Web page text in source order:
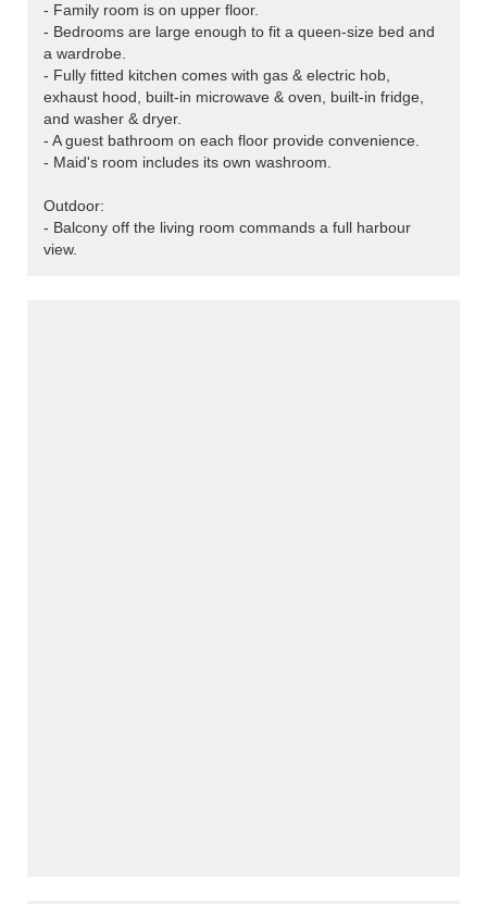
- Family room is on upper floor.
- Bedrooms are large enough to fit a queen-size bed and
a wardrobe.
- Fully fitted kitchen comes with gas & electric hob,
exhaust hood, built-in microwave & oven, built-in fridge,
and washer & dryer.
- A guest bathroom on each floor provide convenience.
- Maid's room includes its own washroom.
Outdoor:
- Balcony off the living room commands a full harbour
view.